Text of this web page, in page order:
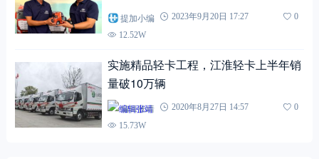
提加小编 2023年9月20日 17:27
0
12.52W
实施精品轻卡工程，江淮轻卡上半年销
量破10万辆
编辑张靖 2020年8月27日 14:57
0
15.73W